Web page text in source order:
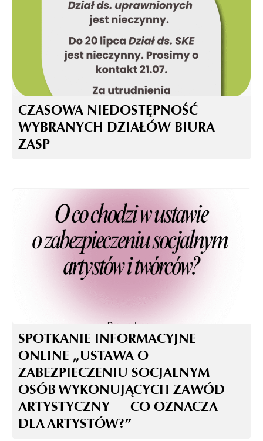
CZASOWA NIEDOSTĘPNOŚĆ
WYBRANYCH DZIAŁÓW BIURA
ZASP
SPOTKANIE INFORMACYJNE
ONLINE „USTAWA O
ZABEZPIECZENIU SOCJALNYM
OSÓB WYKONUJĄCYCH ZAWÓD
ARTYSTYCZNY — CO OZNACZA
DLA ARTYSTÓW?”